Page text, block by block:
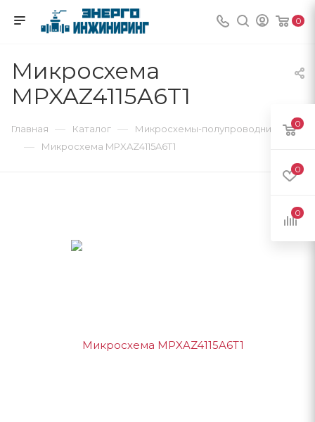
0
Микросхема
MPXAZ4115A6T1
Главная — Каталог — Микросхемы-полупроводники
— Микросхема MPXAZ4115A6T1
0
0
0